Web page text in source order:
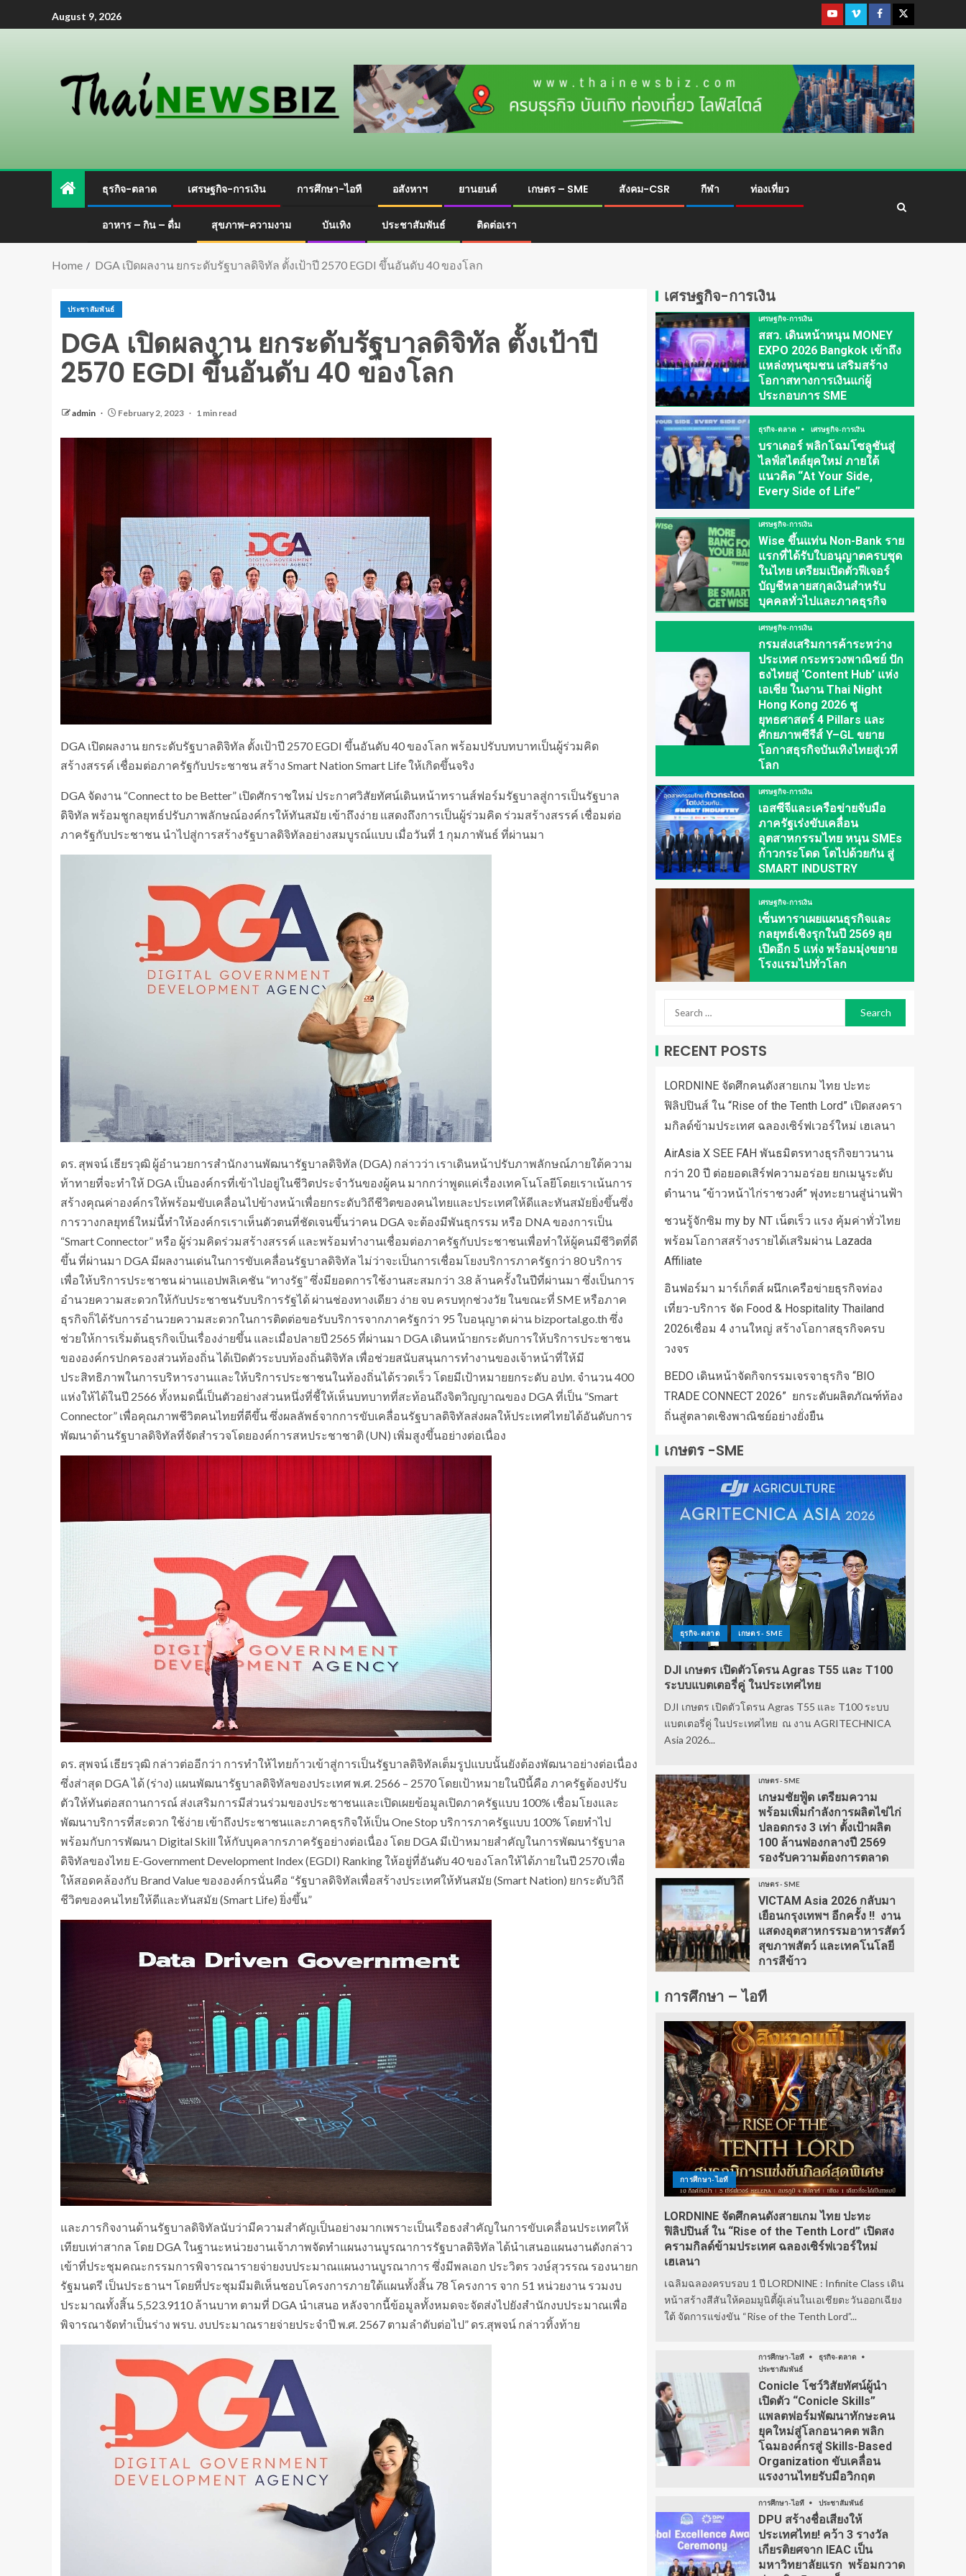
August 9, 2026
ธุรกิจ-ตลาด เศรษฐกิจ-การเงิน การศึกษา-ไอที อสังหาฯ ยานยนต์ เกษตร – SME สังคม-CSR กีฬา ท่องเที่ยว
อาหาร – กิน – ดื่ม สุขภาพ-ความงาม บันเทิง ประชาสัมพันธ์ ติดต่อเรา
Home DGA เปิดผลงาน ยกระดับรัฐบาลดิจิทัล ตั้งเป้าปี 2570 EGDI ขึ้นอันดับ 40 ของโลก
ประชาสัมพันธ์
DGA เปิดผลงาน ยกระดับรัฐบาลดิจิทัล ตั้งเป้าปี
2570 EGDI ขึ้นอันดับ 40 ของโลก
admin February 2, 2023 1 min read
DGA เปิดผลงาน ยกระดับรัฐบาลดิจิทัล ตั้งเป้าปี 2570 EGDI ขึ้นอันดับ 40 ของโลก พร้อมปรับบทบาทเป็นผู้ร่วมคิด
สร้างสรรค์ เชื่อมต่อภาครัฐกับประชาชน สร้าง Smart Nation Smart Life ให้เกิดขึ้นจริง
DGA จัดงาน “Connect to be Better” เปิดศักราชใหม่ ประกาศวิสัยทัศน์เดินหน้าทรานส์ฟอร์มรัฐบาลสู่การเป็นรัฐบาล
ดิจิทัล พร้อมชูกลยุทธ์ปรับภาพลักษณ์องค์กรให้ทันสมัย เข้าถึงง่าย แสดงถึงการเป็นผู้ร่วมคิด ร่วมสร้างสรรค์ เชื่อมต่อ
ภาครัฐกับประชาชน นำไปสู่การสร้างรัฐบาลดิจิทัลอย่างสมบูรณ์แบบ เมื่อวันที่ 1 กุมภาพันธ์ ที่ผ่านมา
ดร. สุพจน์ เธียรวุฒิ ผู้อำนวยการสำนักงานพัฒนารัฐบาลดิจิทัล (DGA) กล่าวว่า เราเดินหน้าปรับภาพลักษณ์ภายใต้ความ
ท้าทายที่จะทำให้ DGA เป็นองค์กรที่เข้าไปอยู่ในชีวิตประจำวันของผู้คน มากกว่าพูดแค่เรื่องเทคโนโลยีโดยเราเน้นการ
สร้างคุณค่าองค์กรให้พร้อมขับเคลื่อนไปข้างหน้าเพื่อยกระดับวิถีชีวิตของคนไทยและประเทศให้ดีและทันสมัยยิ่งขึ้นซึ่ง
การวางกลยุทธ์ใหม่นี้ทำให้องค์กรเราเห็นตัวตนที่ชัดเจนขึ้นว่าคน DGA จะต้องมีพันธุกรรม หรือ DNA ของการเป็น
“Smart Connector” หรือ ผู้ร่วมคิดร่วมสร้างสรรค์ และพร้อมทำงานเชื่อมต่อภาครัฐกับประชาชนเพื่อทำให้ผู้คนมีชีวิตที่ดี
ขึ้น ที่ผ่านมา DGA มีผลงานเด่นในการขับเคลื่อนรัฐบาลดิจิทัล ไม่ว่าจะเป็นการเชื่อมโยงบริการภาครัฐกว่า 80 บริการ
เพื่อให้บริการประชาชน ผ่านแอปพลิเคชัน “ทางรัฐ” ซึ่งมียอดการใช้งานสะสมกว่า 3.8 ล้านครั้งในปีที่ผ่านมา ซึ่งเป็นการ
อำนวยความสะดวกให้กับประชาชนรับบริการรัฐได้ ผ่านช่องทางเดียว ง่าย จบ ครบทุกช่วงวัย ในขณะที่ SME หรือภาค
ธุรกิจก็ได้รับการอำนวยความสะดวกในการติดต่อขอรับบริการจากภาครัฐกว่า 95 ใบอนุญาต ผ่าน bizportal.go.th ซึ่ง
ช่วยให้การเริ่มต้นธุรกิจเป็นเรื่องง่ายขึ้น และเมื่อปลายปี 2565 ที่ผ่านมา DGA เดินหน้ายกระดับการให้บริการประชาชน
ขององค์กรปกครองส่วนท้องถิ่น ได้เปิดตัวระบบท้องถิ่นดิจิทัล เพื่อช่วยสนับสนุนการทำงานของเจ้าหน้าที่ให้มี
ประสิทธิภาพในการบริหารงานและให้บริการประชาชนในท้องถิ่นได้รวดเร็ว โดยมีเป้าหมายยกระดับ อปท. จำนวน 400
แห่งให้ได้ในปี 2566 ทั้งหมดนี้เป็นตัวอย่างส่วนหนึ่งที่ชี้ให้เห็นบทบาทที่สะท้อนถึงจิตวิญญาณของ DGA ที่เป็น “Smart
Connector” เพื่อคุณภาพชีวิตคนไทยที่ดีขึ้น ซึ่งผลลัพธ์จากการขับเคลื่อนรัฐบาลดิจิทัลส่งผลให้ประเทศไทยได้อันดับการ
พัฒนาด้านรัฐบาลดิจิทัลที่จัดสำรวจโดยองค์การสหประชาชาติ (UN) เพิ่มสูงขึ้นอย่างต่อเนื่อง
ดร. สุพจน์ เธียรวุฒิ กล่าวต่ออีกว่า การทำให้ไทยก้าวเข้าสู่การเป็นรัฐบาลดิจิทัลเต็มรูปแบบนั้นยังต้องพัฒนาอย่างต่อเนื่อง
ซึ่งส่าสุด DGA ได้ (ร่าง) แผนพัฒนารัฐบาลดิจิทัลของประเทศ พ.ศ. 2566 – 2570 โดยเป้าหมายในปีนี้คือ ภาครัฐต้องปรับ
ตัวให้ทันต่อสถานการณ์ ส่งเสริมการมีส่วนร่วมของประชาชนและเปิดเผยข้อมูลเปิดภาครัฐแบบ 100% เชื่อมโยงและ
พัฒนาบริการที่สะดวก ใช้ง่าย เข้าถึงประชาชนและภาคธุรกิจให้เป็น One Stop บริการภาครัฐแบบ 100% โดยทำไป
พร้อมกับการพัฒนา Digital Skill ให้กับบุคลากรภาครัฐอย่างต่อเนื่อง โดย DGA มีเป้าหมายสำคัญในการพัฒนารัฐบาล
ดิจิทัลของไทย E-Government Development Index (EGDI) Ranking ให้อยู่ที่อันดับ 40 ของโลกให้ได้ภายในปี 2570 เพื่อ
ให้สอดคล้องกับ Brand Value ขององค์กรนั่นคือ “รัฐบาลดิจิทัลเพื่อสร้างประเทศให้ทันสมัย (Smart Nation) ยกระดับวิถี
ชีวิตของคนไทยให้ดีและทันสมัย (Smart Life) ยิ่งขึ้น”
และภารกิจงานด้านรัฐบาลดิจิทัลนับว่ามีความสำคัญเป็นอย่างมากเพราะเป็นเรือธงสำคัญในการขับเคลื่อนประเทศให้
เทียบเท่าสากล โดย DGA ในฐานะหน่วยงานเจ้าภาพจัดทำแผนงานบูรณาการรัฐบาลดิจิทัล ได้นำเสนอแผนงานดังกล่าว
เข้าที่ประชุมคณะกรรมการพิจารณารายจ่ายงบประมาณแผนงานบูรณาการ ซึ่งมีพลเอก ประวิตร วงษ์สุวรรณ รองนายก
รัฐมนตรี เป็นประธานฯ โดยที่ประชุมมีมติเห็นชอบโครงการภายใต้แผนทั้งสิ้น 78 โครงการ จาก 51 หน่วยงาน รวมงบ
ประมาณทั้งสิ้น 5,523.9110 ล้านบาท ตามที่ DGA นำเสนอ หลังจากนี้ข้อมูลทั้งหมดจะจัดส่งไปยังสำนักงบประมาณเพื่อ
พิจารณาจัดทำเป็นร่าง พรบ. งบประมาณรายจ่ายประจำปี พ.ศ. 2567 ตามลำดับต่อไป” ดร.สุพจน์ กล่าวทิ้งท้าย
เศรษฐกิจ-การเงิน
เศรษฐกิจ-การเงิน
สสว. เดินหน้าหนุน MONEY
EXPO 2026 Bangkok เข้าถึง
แหล่งทุนชุมชน เสริมสร้าง
โอกาสทางการเงินแก่ผู้
ประกอบการ SME
ธุรกิจ-ตลาด เศรษฐกิจ-การเงิน
บราเดอร์ พลิกโฉมโซลูชันสู่
ไลฟ์สไตล์ยุคใหม่ ภายใต้
แนวคิด “At Your Side,
Every Side of Life”
เศรษฐกิจ-การเงิน
Wise ขึ้นแท่น Non-Bank ราย
แรกที่ได้รับใบอนุญาตครบชุด
ในไทย เตรียมเปิดตัวฟีเจอร์
บัญชีหลายสกุลเงินสำหรับ
บุคคลทั่วไปและภาคธุรกิจ
เศรษฐกิจ-การเงิน
กรมส่งเสริมการค้าระหว่าง
ประเทศ กระทรวงพาณิชย์ ปัก
ธงไทยสู่ ‘Content Hub’ แห่ง
เอเชีย ในงาน Thai Night
Hong Kong 2026 ชู
ยุทธศาสตร์ 4 Pillars และ
ศักยภาพซีรีส์ Y–GL ขยาย
โอกาสธุรกิจบันเทิงไทยสู่เวที
โลก
เศรษฐกิจ-การเงิน
เอสซีจีและเครือข่ายจับมือ
ภาครัฐเร่งขับเคลื่อน
อุตสาหกรรมไทย หนุน SMEs
ก้าวกระโดด โตไปด้วยกัน สู่
SMART INDUSTRY
เศรษฐกิจ-การเงิน
เซ็นทาราเผยแผนธุรกิจและ
กลยุทธ์เชิงรุกในปี 2569 ลุย
เปิดอีก 5 แห่ง พร้อมมุ่งขยาย
โรงแรมไปทั่วโลก
RECENT POSTS
LORDNINE จัดศึกคนดังสายเกม ไทย ปะทะ
ฟิลิปปินส์ ใน “Rise of the Tenth Lord” เปิดสงครา
มกิลด์ข้ามประเทศ ฉลองเซิร์ฟเวอร์ใหม่ เฮเลนา
AirAsia X SEE FAH พันธมิตรทางธุรกิจยาวนาน
กว่า 20 ปี ต่อยอดเสิร์ฟความอร่อย ยกเมนูระดับ
ตำนาน “ข้าวหน้าไก่ราชวงศ์” พุ่งทะยานสู่น่านฟ้า
ชวนรู้จักซิม my by NT เน็ตเร็ว แรง คุ้มค่าทั่วไทย
พร้อมโอกาสสร้างรายได้เสริมผ่าน Lazada
Affiliate
อินฟอร์มา มาร์เก็ตส์ ผนึกเครือข่ายธุรกิจท่อง
เที่ยว-บริการ จัด Food & Hospitality Thailand
2026เชื่อม 4 งานใหญ่ สร้างโอกาสธุรกิจครบ
วงจร
BEDO เดินหน้าจัดกิจกรรมเจรจาธุรกิจ “BIO
TRADE CONNECT 2026” ยกระดับผลิตภัณฑ์ท้อง
ถิ่นสู่ตลาดเชิงพาณิชย์อย่างยั่งยืน
เกษตร -SME
ธุรกิจ-ตลาด เกษตร - SME
DJI เกษตร เปิดตัวโดรน Agras T55 และ T100
ระบบแบตเตอรี่คู่ ในประเทศไทย
DJI เกษตร เปิดตัวโดรน Agras T55 และ T100 ระบบ
แบตเตอรี่คู่ ในประเทศไทย ณ งาน AGRITECHNICA
Asia 2026...
เกษตร - SME
เกษมชัยฟู้ด เตรียมความ
พร้อมเพิ่มกำลังการผลิตไข่ไก่
ปลอดกรง 3 เท่า ตั้งเป้าผลิต
100 ล้านฟองกลางปี 2569
รองรับความต้องการตลาด
เกษตร - SME
VICTAM Asia 2026 กลับมา
เยือนกรุงเทพฯ อีกครั้ง !! งาน
แสดงอุตสาหกรรมอาหารสัตว์
สุขภาพสัตว์ และเทคโนโลยี
การสีข้าว
การศึกษา – ไอที
การศึกษา-ไอที
LORDNINE จัดศึกคนดังสายเกม ไทย ปะทะ
ฟิลิปปินส์ ใน “Rise of the Tenth Lord” เปิดสง
ครามกิลด์ข้ามประเทศ ฉลองเซิร์ฟเวอร์ใหม่
เฮเลนา
เฉลิมฉลองครบรอบ 1 ปี LORDNINE : Infinite Class เดิน
หน้าสร้างสีสันให้คอมมูนิตี้ผู้เล่นในเอเชียตะวันออกเฉียง
ใต้ จัดการแข่งขัน “Rise of the Tenth Lord”...
การศึกษา-ไอที
ธุรกิจ-ตลาด
ประชาสัมพันธ์
Conicle โชว์วิสัยทัศน์ผู้นำ
เปิดตัว “Conicle Skills”
แพลตฟอร์มพัฒนาทักษะคน
ยุคใหม่สู่โลกอนาคต พลิก
โฉมองค์กรสู่ Skills-Based
Organization ขับเคลื่อน
แรงงานไทยรับมือวิกฤต
การศึกษา-ไอที ประชาสัมพันธ์
DPU สร้างชื่อเสียงให้
ประเทศไทย! คว้า 3 รางวัล
เกียรติยศจาก IEAC เป็น
มหาวิทยาลัยแรก พร้อมกวาด